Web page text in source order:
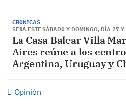
CRÓNICAS
SERÁ ESTE SÁBADO Y DOMINGO, DÍA 27 Y
La Casa Balear Villa
Aires reúne a los
Argentina, Uruguay y
Opinión